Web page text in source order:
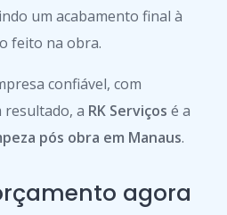
um acabamento final à
feito na obra.
confiável, com
resultado, a RK Serviços é a
pós obra em Manaus.
agora